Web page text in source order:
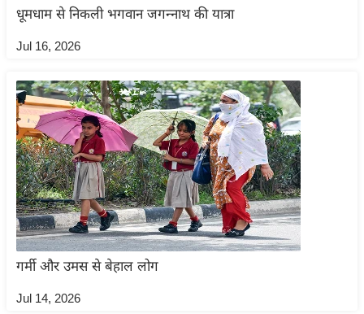
ज
फ
म
नो
रं
ज
न
ज
ग
त
बॉ
ली
वु
धूमधाम से निकली भगवान जगन्नाथ की यात्रा
Jul 16, 2026
गर्मी और उमस से बेहाल लोग
Jul 14, 2026